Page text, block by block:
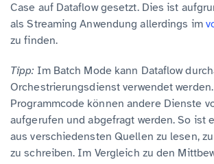
Case auf Dataflow gesetzt. Dies ist
als Streaming Anwendung allerdings im
zu finden.
Tipp: Im Batch Mode kann Dataflow
Orchestrierungsdienst verwendet
Programmcode können andere Dienste
aufgerufen und abgefragt werden. So ist
aus verschiedensten Quellen zu lesen,
zu schreiben. Im Vergleich zu den